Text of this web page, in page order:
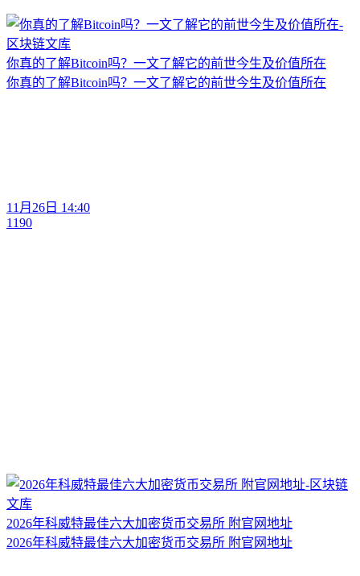
你真的了解Bitcoin吗？一文了解它的前世今生及价值所在
你真的了解Bitcoin吗？一文了解它的前世今生及价值所在
11月26日 14:40
1190
2026年科威特最佳六大加密货币交易所 附官网地址
2026年科威特最佳六大加密货币交易所 附官网地址